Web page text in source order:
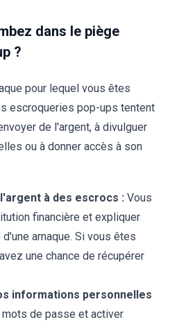
dans le piège
?
pour lequel vous êtes
escroqueries pop-ups tentent
de l'argent, à divulguer
ou à donner accès à son
à des escrocs : Vous
financière et expliquer
arnaque. Si vous êtes
une chance de récupérer
informations personnelles
de passe et activer